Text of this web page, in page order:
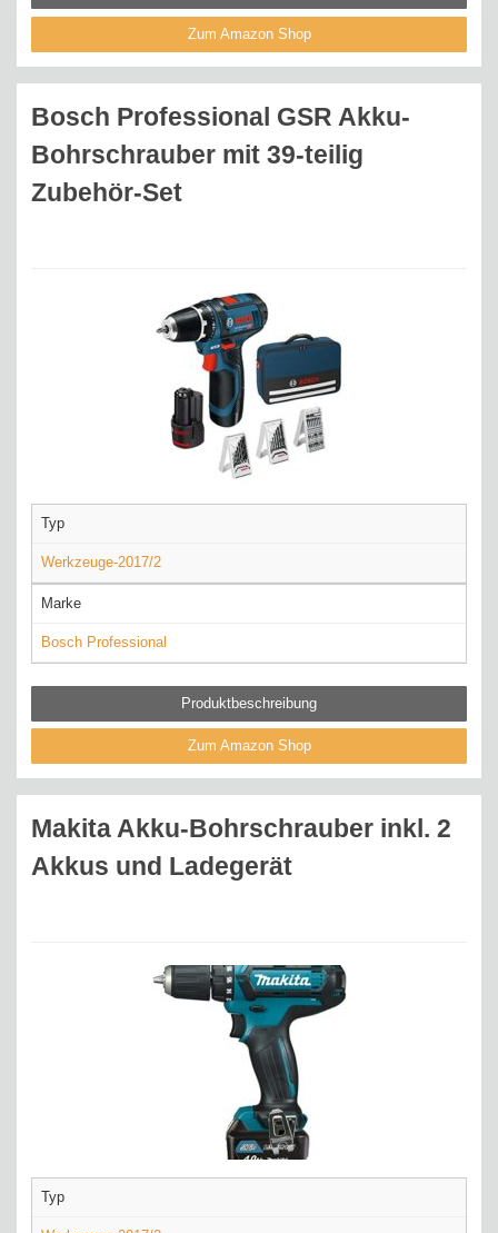
Zum Amazon Shop
Bosch Professional GSR Akku-
Bohrschrauber mit 39-teilig
Zubehör-Set
Typ
Werkzeuge-2017/2
Marke
Bosch Professional
Produktbeschreibung
Zum Amazon Shop
Makita Akku-Bohrschrauber inkl. 2
Akkus und Ladegerät
Typ